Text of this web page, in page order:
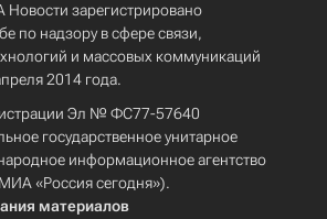
Новости зарегистрировано
по надзору в сфере связи,
и массовых коммуникаций
2014 года.
Эл № ФС77-57640
государственное унитарное
информационное агентство
«Россия сегодня»).
материалов